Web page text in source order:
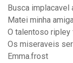
Busca
Matei minha
O talentoso ripley
Os miseraveis
Emma.frost